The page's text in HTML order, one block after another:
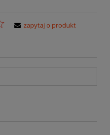
zapytaj o produkt
płatności